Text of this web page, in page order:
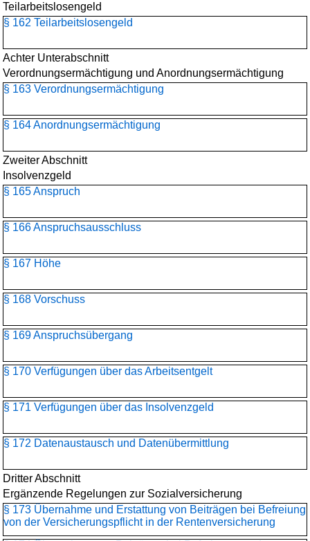
Teilarbeitslosengeld
§ 162 Teilarbeitslosengeld
Achter Unterabschnitt
Verordnungsermächtigung und Anordnungsermächtigung
§ 163 Verordnungsermächtigung
§ 164 Anordnungsermächtigung
Zweiter Abschnitt
Insolvenzgeld
§ 165 Anspruch
§ 166 Anspruchsausschluss
§ 167 Höhe
§ 168 Vorschuss
§ 169 Anspruchsübergang
§ 170 Verfügungen über das Arbeitsentgelt
§ 171 Verfügungen über das Insolvenzgeld
§ 172 Datenaustausch und Datenübermittlung
Dritter Abschnitt
Ergänzende Regelungen zur Sozialversicherung
§ 173 Übernahme und Erstattung von Beiträgen bei Befreiung
von der Versicherungspflicht in der Rentenversicherung